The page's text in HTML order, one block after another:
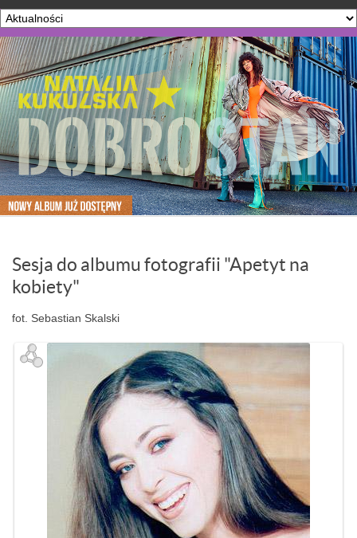
Sesja do albumu fotografii "Apetyt na
kobiety"
fot. Sebastian Skalski